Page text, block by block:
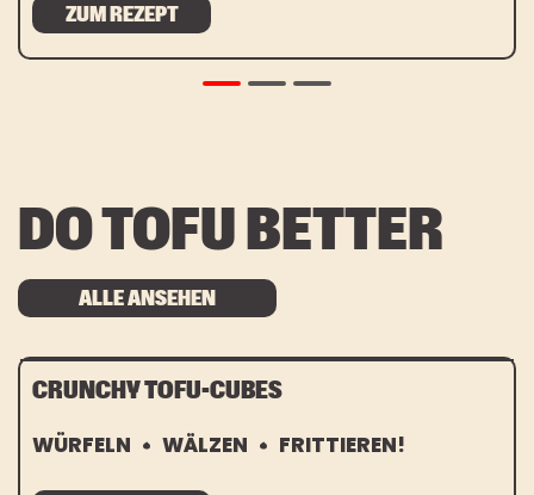
ZUM REZEPT
DO TOFU BETTER
ALLE ANSEHEN
CRUNCHY TOFU-CUBES
WÜRFELN WÄLZEN FRITTIEREN!